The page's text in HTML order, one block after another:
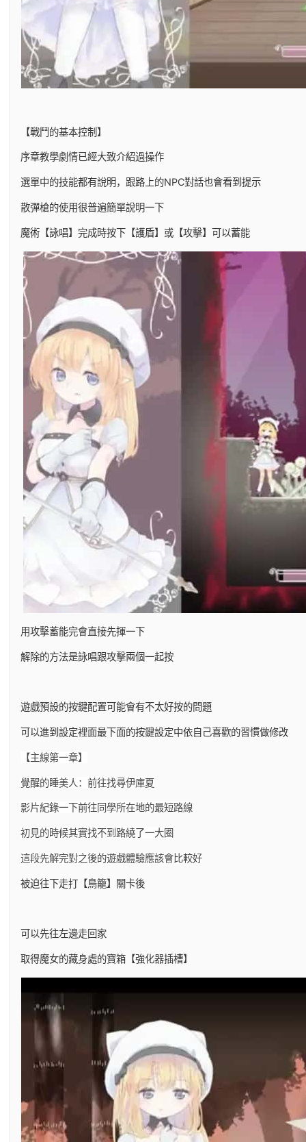
【戰鬥的基本控制】
序章教學劇情已經大致介紹過操作
選單中的技能都有說明，跟路上的NPC對話也會看到提示
散彈槍的使用很普遍簡單說明一下
魔術【詠唱】完成時按下【護盾】或【攻擊】可以蓄能
用攻擊蓄能完會直接先揮一下
解除的方法是詠唱跟攻擊兩個一起按
遊戲預設的按鍵配置可能會有不太好按的問題
可以進到設定裡面最下面的按鍵設定中依自己喜歡的習慣做修改
【主線第一章】
覺醒的睡美人：前往找尋伊庫夏
影片紀錄一下前往同學所在地的最短路線
初見的時候其實找不到路繞了一大圈
這段先解完對之後的遊戲體驗應該會比較好
被迫往下走打【鳥籠】關卡後
可以先往左邊走回家
取得魔女的藏身處的寶箱【強化器插槽】